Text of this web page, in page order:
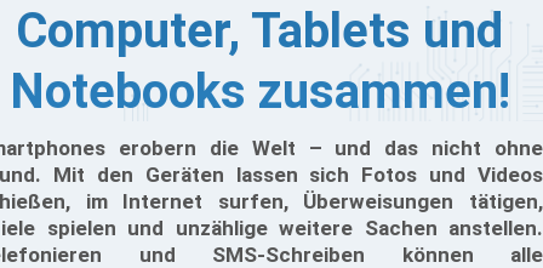
Computer, Tablets und
Notebooks zusammen!
erobern die Welt – und das nicht ohne
Mit den Geräten lassen sich Fotos und Videos
im Internet surfen, Überweisungen tätigen,
spielen und unzählige weitere Sachen anstellen.
und SMS-Schreiben können alle